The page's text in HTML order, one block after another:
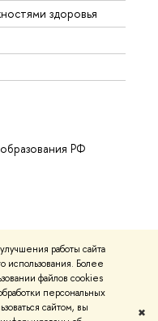
работы сайта
Более
файлов cookies
персональных
сайтом, вы
✖
здоровья
РФ
Условия